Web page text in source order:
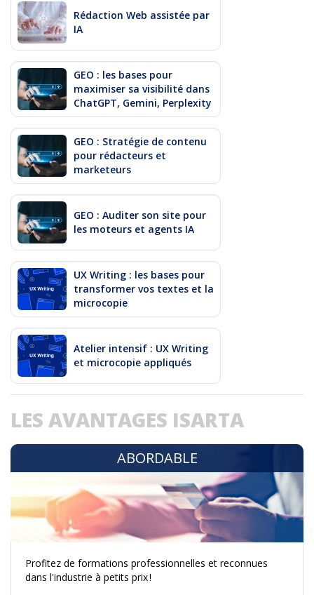
Rédaction Web assistée par
IA
GEO : les bases pour
maximiser sa visibilité dans
ChatGPT, Gemini, Perplexity
GEO : Stratégie de contenu
pour rédacteurs et
marketeurs
GEO : Auditer son site pour
les moteurs et agents IA
UX Writing : les bases pour
transformer vos textes et la
microcopie
Atelier intensif : UX Writing
et microcopie appliqués
LES AVANTAGES ISARTA
ABORDABLE
Profitez de formations professionnelles et reconnues
dans l'industrie à petits prix !